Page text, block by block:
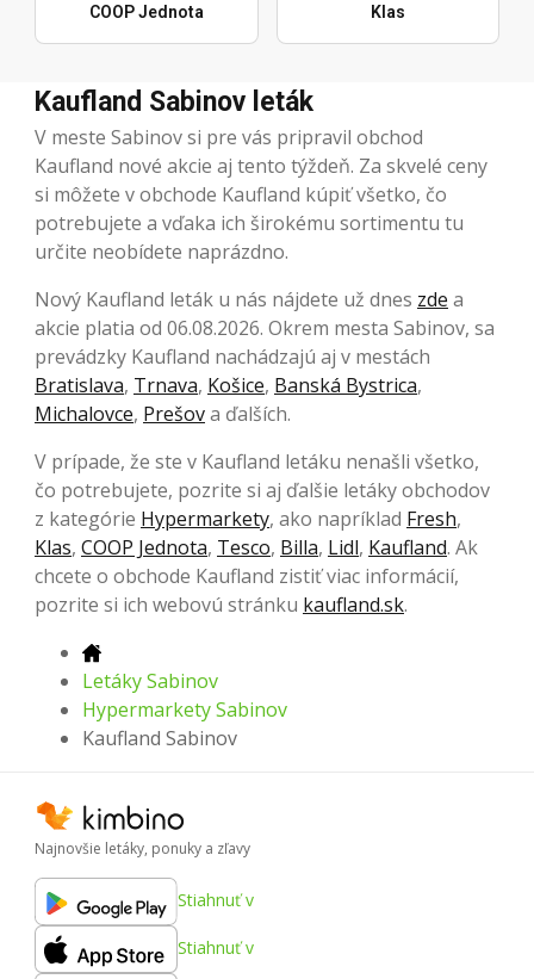
COOP Jednota Klas
Kaufland Sabinov leták
V meste Sabinov si pre vás pripravil obchod
Kaufland nové akcie aj tento týždeň. Za skvelé ceny
si môžete v obchode Kaufland kúpiť všetko, čo
potrebujete a vďaka ich širokému sortimentu tu
určite neobídete naprázdno.
Nový Kaufland leták u nás nájdete už dnes zde a
akcie platia od 06.08.2026. Okrem mesta Sabinov, sa
prevádzky Kaufland nachádzajú aj v mestách
Bratislava, Trnava, Košice, Banská Bystrica,
Michalovce, Prešova ďalších.
V prípade, že ste v Kaufland letáku nenašli všetko,
čo potrebujete, pozrite si aj ďalšie letáky obchodov
z kategórie Hypermarkety, ako napríklad Fresh,
Klas, COOP Jednota, Tesco, Billa, Lidl, Kaufland. Ak
chcete o obchode Kaufland zistiť viac informácií,
pozrite si ich webovú stránku kaufland.sk.
Letáky Sabinov
Hypermarkety Sabinov
Kaufland Sabinov
Najnovšie letáky, ponuky a zľavy
Stiahnuť v
Stiahnuť v